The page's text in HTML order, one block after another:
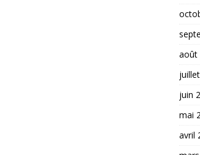
août
juin
mai
avril